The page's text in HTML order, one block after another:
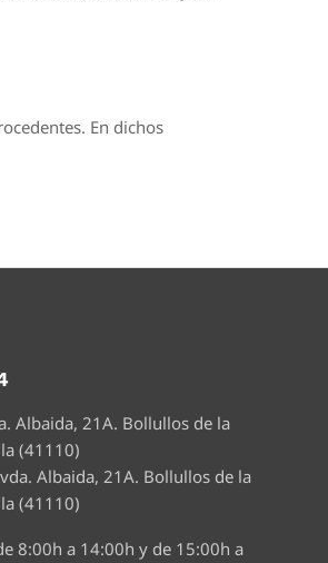
En dichos
Albaida, 21A. Bollullos de la
(41110)
Albaida, 21A. Bollullos de la
(41110)
8:00h a 14:00h y de 15:00h a